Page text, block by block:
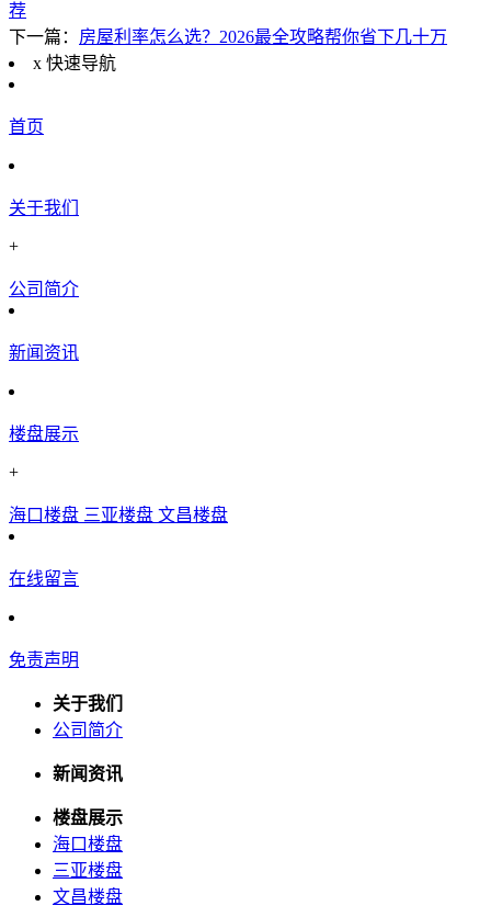
荐
下一篇： 房屋利率怎么选？2026最全攻略帮你省下几十万
x 快速导航
首页
关于我们
+
公司简介
新闻资讯
楼盘展示
+
海口楼盘 三亚楼盘 文昌楼盘
在线留言
免责声明
关于我们
公司简介
新闻资讯
楼盘展示
海口楼盘
三亚楼盘
文昌楼盘